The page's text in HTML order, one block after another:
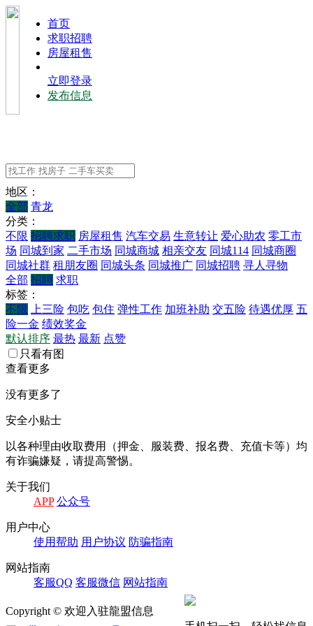
⾸⻚
求职招聘
房屋租售
立即登录
发布信息
地区：
全部 青龙
分类：
不限 招聘求职 房屋租售 汽车交易 生意转让 爱心助农 零工市
场 同城到家 二手市场 同城商城 相亲交友 同城114 同城商圈
同城社群 租朋友圈 同城头条 同城推广 同城招聘 寻人寻物
全部 招聘 求职
标签：
不限
上三险 包吃 包住 弹性工作 加班补助 交五险 待遇优厚 五
险一金 绩效奖金
默认排序 最热 最新 点赞
只看有图
查看更多
没有更多了
安全小贴士
以各种理由收取费⽤（押⾦、服装费、报名费、充值卡等）均
有诈骗嫌疑，请提⾼警惕。
关于我们
APP 公众号
⽤户中⼼
使⽤帮助 ⽤户协议 防骗指南
⽹站指南
客服QQ 客服微信 ⽹站指南
Copyright © 欢迎入驻龍盟信息